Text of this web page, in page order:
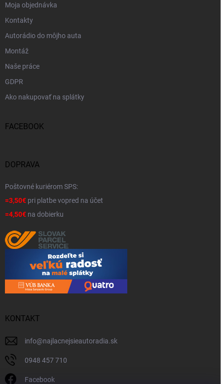
Moja objednávka
Kontakty
Autorádio do môjho auta
Montáž
Naše práce
GDPR
Ako nakupovať na splátky
FACEBOOK
DOPRAVA
Poštovné kuriérom SPS:
=3,50€ pri platbe vopred na účet
=4,50€ na dobierku
KONTAKT
info@najlacnejsieautoradia.sk
0948 457 710
Facebook